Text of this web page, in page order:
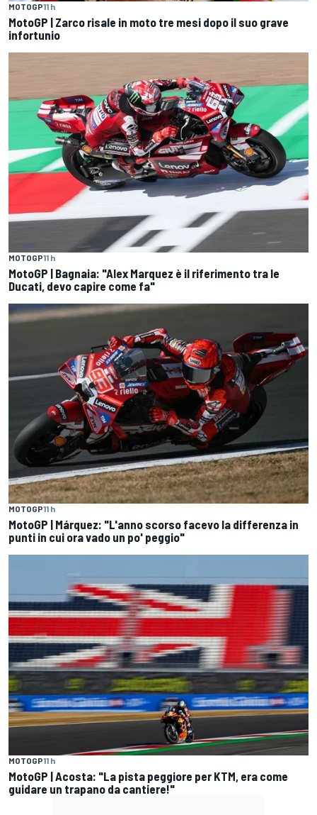
MOTOGP11 h
MotoGP | Zarco risale in moto tre mesi dopo il suo grave
infortunio
MOTOGP11 h
MotoGP | Bagnaia: "Alex Marquez è il riferimento tra le
Ducati, devo capire come fa"
MOTOGP11 h
MotoGP | Márquez: "L'anno scorso facevo la differenza in
punti in cui ora vado un po' peggio"
MOTOGP11 h
MotoGP | Acosta: "La pista peggiore per KTM, era come
guidare un trapano da cantiere!"